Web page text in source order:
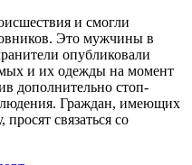
и смогли
Это мужчины в
опубликовали
и их одежды на момент
дополнительно стоп-
Граждан, имеющих
связаться со